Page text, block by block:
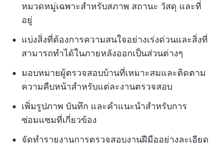
หมวดหมู่เฉพาะสำหรับสภาพ สถานะ วัสดุ และที่
อยู่
แบ่งสิ่งที่ต้องการความสนใจอย่างเร่งด่วนและสิ่งที่
สามารถทำได้ในภายหลังออกเป็นส่วนต่างๆ
มอบหมายผู้ตรวจสอบบ้านที่เหมาะสมและติดตาม
ความคืบหน้าสำหรับแต่ละงานตรวจสอบ
เพิ่มรูปภาพ บันทึก และคำแนะนำสำหรับการ
ซ่อมแซมที่เกี่ยวข้อง
จัดทำรายงานการตรวจสอบงานฝีมืออย่างละเอียด